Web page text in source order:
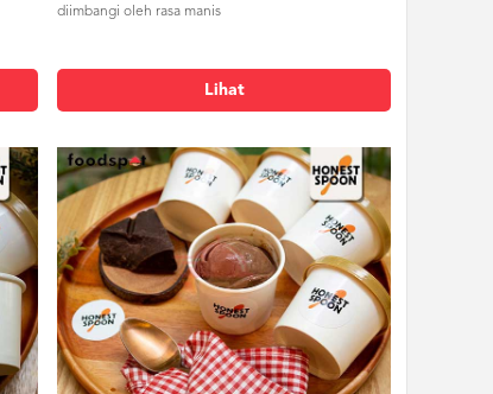
diimbangi oleh rasa manis
Lihat